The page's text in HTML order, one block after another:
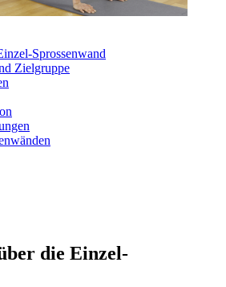
Sprossenwand
Zielgruppe
die Einzel-